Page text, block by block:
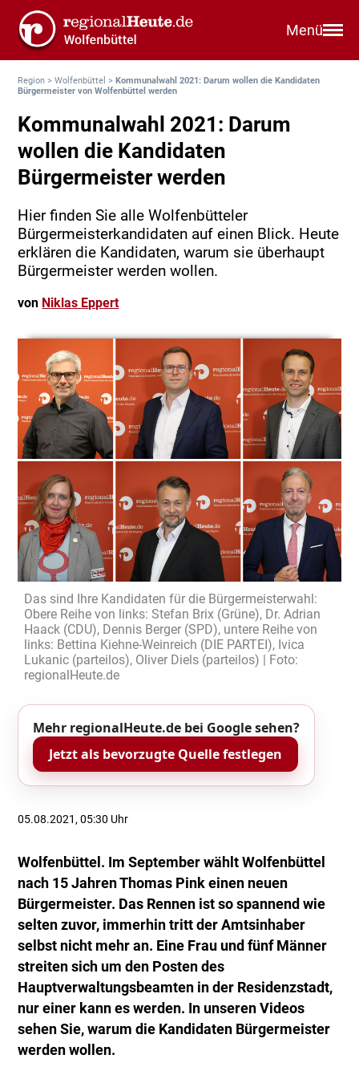
Menü
Region >Wolfenbüttel >Kommunalwahl 2021: Darum wollen die Kandidaten
Bürgermeister von Wolfenbüttel werden
Kommunalwahl 2021: Darum
wollen die Kandidaten
Bürgermeister werden
Hier finden Sie alle Wolfenbütteler
Bürgermeisterkandidaten auf einen Blick. Heute
erklären die Kandidaten, warum sie überhaupt
Bürgermeister werden wollen.
von Niklas Eppert
Das sind Ihre Kandidaten für die Bürgermeisterwahl:
Obere Reihe von links: Stefan Brix (Grüne), Dr. Adrian
Haack (CDU), Dennis Berger (SPD), untere Reihe von
links: Bettina Kiehne-Weinreich (DIE PARTEI), Ivica
Lukanic (parteilos), Oliver Diels (parteilos) | Foto:
regionalHeute.de
Mehr regionalHeute.de bei Google sehen?
Jetzt als bevorzugte Quelle festlegen
05.08.2021, 05:30 Uhr
Wolfenbüttel. Im September wählt Wolfenbüttel
nach 15 Jahren Thomas Pink einen neuen
Bürgermeister. Das Rennen ist so spannend wie
selten zuvor, immerhin tritt der Amtsinhaber
selbst nicht mehr an. Eine Frau und fünf Männer
streiten sich um den Posten des
Hauptverwaltungsbeamten in der Residenzstadt,
nur einer kann es werden. In unseren Videos
sehen Sie, warum die Kandidaten Bürgermeister
werden wollen.